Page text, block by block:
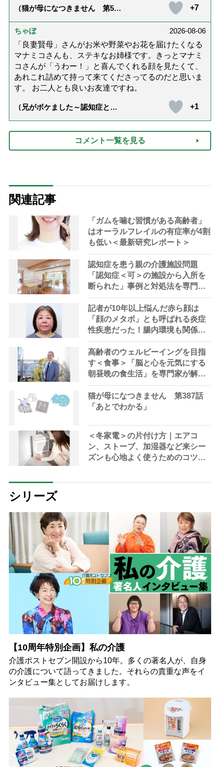
（猫が母になつきません 第500
+7
ちゃぼ
2026-08-06
「良妻賢母」さんがお米や野菜やお花を届けたくなる
マナミコさんも、ステキなお姉様です。きっとマナミ
コさんが「うわー！」と喜んでくれる顔を見たくて、
あれこれ詰めて持って来てくださってるのだと思いま
す。 お二人とも良いお友達ですね。
（兄がボケました～認知症と介
達』が届きました」）
+1
コメント一覧を見る
関連記事
「ガムを噛む習慣がある高齢者」
はオーラルフレイルの有症率が4割
も低い＜最新研究レポート＞
認知症を患う親の介護施設問題
「認知症＜可＞の施設から入所を
断られた」事例と対処法を専門家
が解説
記者が10年以上悩んだ赤ら顔は
「顔のメタボ」とも呼ばれる炎症
性疾患だった！腸内環境も関係す
るという原因、症状と治療・対処
法を皮膚科医が解説
高齢者のウェルビーイングを目指
す＜食事＞「脳と心を元気にする
朝昼晩の食生活」を専門家が解説
｜介護付有料老人ホーム「ウイー
ザス九段」
猫が母になつきません 第387話
「あとでわかる」
＜冬家電＞の片付け方｜エアコ
ン、ストーブ、加湿器など来シー
ズンも心地よく使うためのコツ
シリーズ
【10周年特別企画】私の介護
介護ポストセブン開設から10年。多くの著名人が、自身
の介護について語ってきました。それらの貴重な声をイ
ンタビュー集としてお届けします。